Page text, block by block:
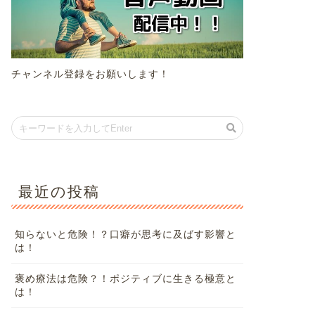
チャンネル登録をお願いします！
最近の投稿
知らないと危険！？口癖が思考に及ばす影響と
は！
褒め療法は危険？！ポジティブに生きる極意と
は！